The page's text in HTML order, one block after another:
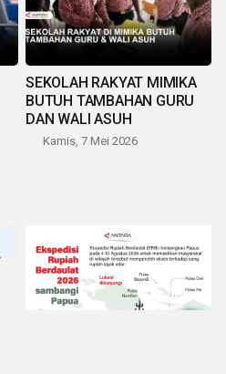
SEKOLAH RAKYAT MIMIKA
BUTUH TAMBAHAN GURU
DAN WALI ASUH
Kamis, 7 Mei 2026